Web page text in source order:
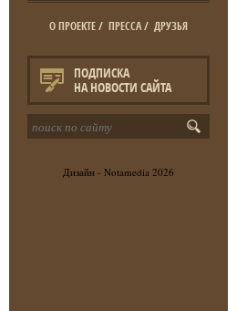
О ПРОЕКТЕ/ ПРЕССА/ ДРУЗЬЯ
ПОДПИСКА
НА НОВОСТИ САЙТА
Дизайн - Notamedia 2026